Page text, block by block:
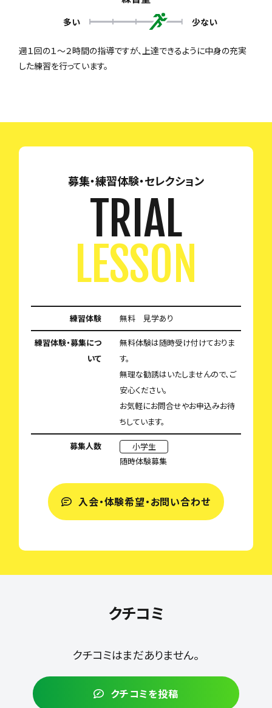
多い 少ない
週１回の１～２時間の指導ですが、上達できるように中身の充実
した練習を行っています。
募集・練習体験・セレクション
TRIAL
LESSON
練習体験 無料 見学あり
練習体験・募集につ
いて
無料体験は随時受け付けておりま
す。
無理な勧誘はいたしませんので、ご
安心ください。
お気軽にお問合せやお申込みお待
ちしています。
募集人数
小学生
随時体験募集
入会・体験希望・お問い合わせ
クチコミ
クチコミはまだありません。
クチコミを投稿